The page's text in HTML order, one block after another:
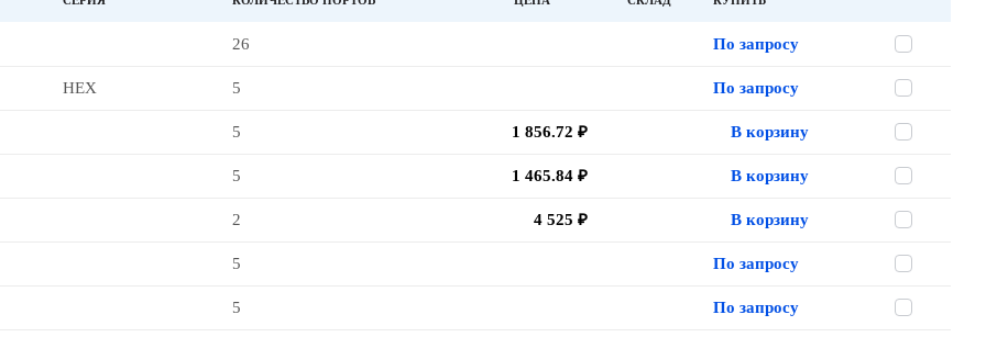
26 По запросу
HEX 5 По запросу
5 1 856.72 ₽ В корзину
5 1 465.84 ₽ В корзину
2 4 525 ₽ В корзину
5 По запросу
5 По запросу